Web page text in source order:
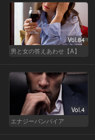
Vol.84
男と女の答えあわせ【A】
Vol.4
エナジーバンパイア